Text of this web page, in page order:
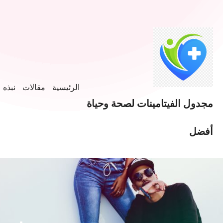
مجدول الفيتامينات لصحة وحياة
أفضل
الرئيسية مقالات نبذه